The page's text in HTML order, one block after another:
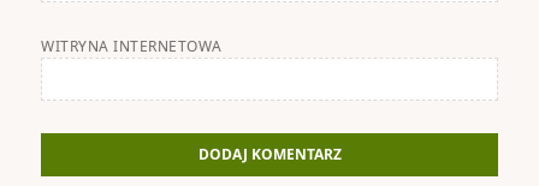
WITRYNA INTERNETOWA